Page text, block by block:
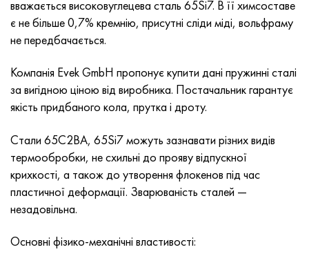
вважається високовуглецева сталь 65Si7. В її химсоставе
є не більше 0,7% кремнію, присутні сліди міді, вольфраму
не передбачається.
Компанія Evek GmbH пропонує купити дані пружинні сталі
за вигідною ціною від виробника. Постачальник гарантує
якість придбаного кола, прутка і дроту.
Стали 65С2ВА, 65Si7 можуть зазнавати різних видів
термообробки, не схильні до прояву відпускної
крихкості, а також до утворення флокенов під час
пластичної деформації. Зварюваність сталей —
незадовільна.
Основні фізико-механічні властивості:
MP159
Multimet n155
Никрофер 5923 hMo
Никрофер 6030
Нитроник 40
Нитроник 50
Нитроник 60
Нитроник 75
Стрічка, коло, дріт 56ДГНХ
Стрічка 68НХВКТЮ
труба 79НМ
Стрічка, коло, дріт 80НМ
80НМВ-ВІ
80НХС
81НМА
Види прецизійних сплавів
Лист, круг, дріт ХН73МБТЮ
Труба ХН70Ю
Труба ХН75МБТЮ
Лист, круг, дріт ХН75ТБЮ
Лист, круг, дріт ХН77ТЮ
труба ХН77ТЮР
труба ХН78Т
Лист, круг, дріт ХН80ТБЮ
5B
ТЛ5
АТ-6
МС-6
14 титан
СП -17
40 титан
1.4567 - aisi 304Cu
1.4570 - aisi303Cu
1.4574 - Alloy PH 15-7 Mo®
1.4580 - aisi 316Cb
1.4597 - aisi 204Cu
Сплав 28 - 1.4563
Сплав 31 - 1.4562
Сплав 254smo® - 1.4547
15Х16Н2АМ
18Х11МНФБ
18Х12ВМБФР
20Х12ВНМФ
20Х3МВФ
21НКМТ
37Х12Н8Г8МФБ
40Х10С2М
30Х, aisi 5130, 30h
30хгс, 30hgs
30ХГСА, 30hgsa
30хгсн2а, 30hgsna
30хн2ма, 30CrNiMo8
30хн3а, 31nicr14
34хн3ма, 36NiCrMo16, 35NiCrMo16
35hgs, 35хгс